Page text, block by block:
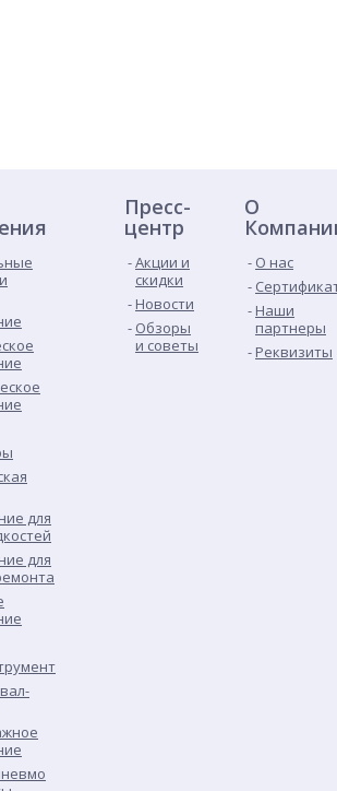
для
для
Пресс-
центр
Акции и
скидки
Новости
Обзоры
и советы
О
О нас
Наши
партнеры
Реквизиты